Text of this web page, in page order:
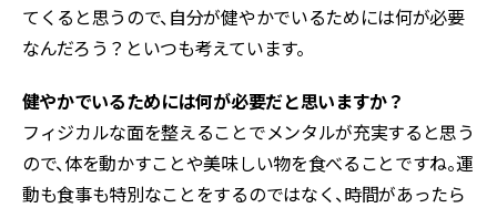
てくると思うので、自分が健やかでいるためには何が必要
なんだろう？といつも考えています。
――健やかでいるためには何が必要だと思いますか？
フィジカルな面を整えることでメンタルが充実すると思う
ので、体を動かすことや美味しい物を食べることですね。運
動も食事も特別なことをするのではなく、時間があったら